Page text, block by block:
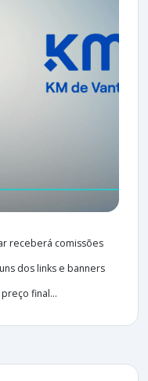
receberá comissões
dos links e banners
final...